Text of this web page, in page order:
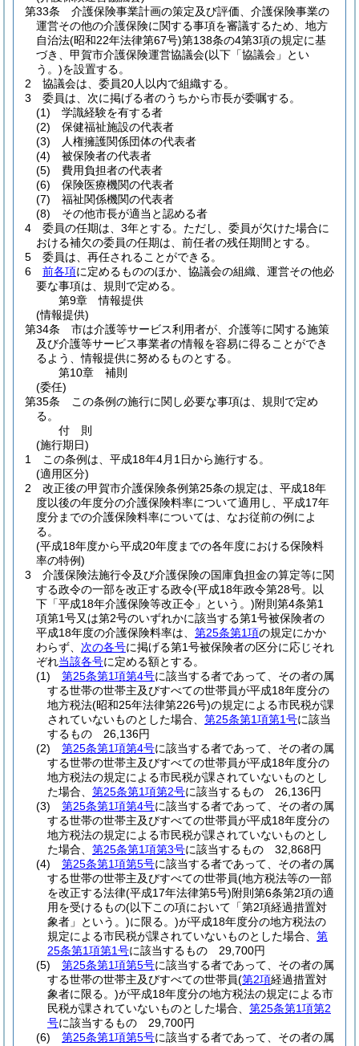
第33条
介護保険事業計画の策定及び評価、介護保険事業の
運営その他の介護保険に関する事項を審議するため、地方
自治法(昭和22年法律第67号)第138条の4第3項の規定に基
づき、甲賀市介護保険運営協議会(以下「協議会」とい
う。)を設置する。
2
協議会は、委員20人以内で組織する。
3
委員は、次に掲げる者のうちから市長が委嘱する。
(1)
学識経験を有する者
(2)
保健福祉施設の代表者
(3)
人権擁護関係団体の代表者
(4)
被保険者の代表者
(5)
費用負担者の代表者
(6)
保険医療機関の代表者
(7)
福祉関係機関の代表者
(8)
その他市長が適当と認める者
4
委員の任期は、3年とする。 ただし、委員が欠けた場合に
おける補欠の委員の任期は、前任者の残任期間とする。
5
委員は、再任されることができる。
6
前各項に定めるもののほか、協議会の組織、運営その他必
要な事項は、規則で定める。
第9章
情報提供
(情報提供)
第34条
市は介護等サービス利用者が、介護等に関する施策
及び介護等サービス事業者の情報を容易に得ることができ
るよう、情報提供に努めるものとする。
第10章
補則
(委任)
第35条
この条例の施行に関し必要な事項は、規則で定め
る。
付 則
(施行期日)
1
この条例は、平成18年4月1日から施行する。
(適用区分)
2
改正後の甲賀市介護保険条例第25条の規定は、平成18年
度以後の年度分の介護保険料率について適用し、平成17年
度分までの介護保険料率については、なお従前の例によ
る。
(平成18年度から平成20年度までの各年度における保険料
率の特例)
3
介護保険法施行令及び介護保険の国庫負担金の算定等に関
する政令の一部を改正する政令(平成18年政令第28号。以
下「平成18年介護保険等改正令」という。)附則第4条第1
項第1号又は第2号のいずれかに該当する第1号被保険者の
平成18年度の介護保険料率は、 第25条第1項の規定にかか
わらず、 次の各号に掲げる第1号被保険者の区分に応じそれ
ぞれ当該各号に定める額とする。
(1)
第25条第1項第4号に該当する者であって、その者の属
する世帯の世帯主及びすべての世帯員が平成18年度分の
地方税法(昭和25年法律第226号)の規定による市民税が課
されていないものとした場合、 第25条第1項第1号に該当
するもの 26,136円
(2)
第25条第1項第4号に該当する者であって、その者の属
する世帯の世帯主及びすべての世帯員が平成18年度分の
地方税法の規定による市民税が課されていないものとし
た場合、 第25条第1項第2号に該当するもの 26,136円
(3)
第25条第1項第4号に該当する者であって、その者の属
する世帯の世帯主及びすべての世帯員が平成18年度分の
地方税法の規定による市民税が課されていないものとし
た場合、 第25条第1項第3号に該当するもの 32,868円
(4)
第25条第1項第5号に該当する者であって、その者の属
する世帯の世帯主及びすべての世帯員(地方税法等の一部
を改正する法律(平成17年法律第5号)附則第6条第2項の適
用を受けるもの(以下この項において「第2項経過措置対
象者」という。)に限る。)が平成18年度分の地方税法の
規定による市民税が課されていないものとした場合、 第
25条第1項第1号に該当するもの 29,700円
(5)
第25条第1項第5号に該当する者であって、その者の属
する世帯の世帯主及びすべての世帯員(第2項経過措置対
象者に限る。)が平成18年度分の地方税法の規定による市
民税が課されていないものとした場合、 第25条第1項第2
号に該当するもの 29,700円
(6)
第25条第1項第5号に該当する者であって、その者の属